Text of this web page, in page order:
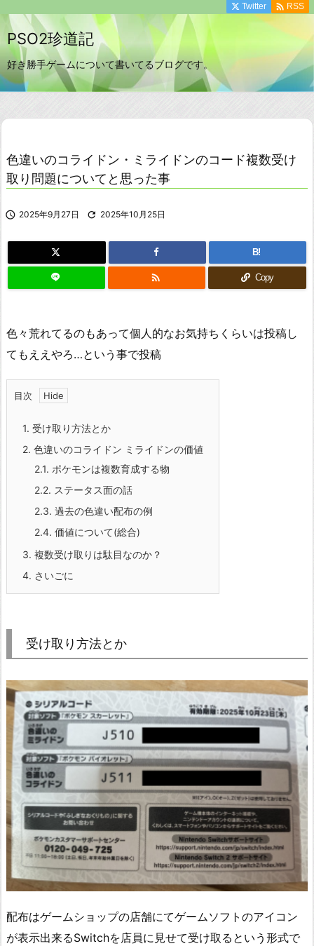
PSO2珍道記
好き勝手ゲームについて書いてるブログです。
Twitter  RSS
色違いのコライドン・ミライドンのコード複数受け
取り問題についてと思った事
 2025年9月27日  2025年10月25日
B!
 Copy
色々荒れてるのもあって個人的なお気持ちくらいは投稿し
てもええやろ…という事で投稿
目次
1. 受け取り方法とか
2. 色違いのコライドン ミライドンの価値
2.1. ポケモンは複数育成する物
2.2. ステータス面の話
2.3. 過去の色違い配布の例
2.4. 価値について(総合)
3. 複数受け取りは駄目なのか？
4. さいごに
受け取り方法とか
配布はゲームショップの店舗にてゲームソフトのアイコン
が表示出来るSwitchを店員に見せて受け取るという形式で